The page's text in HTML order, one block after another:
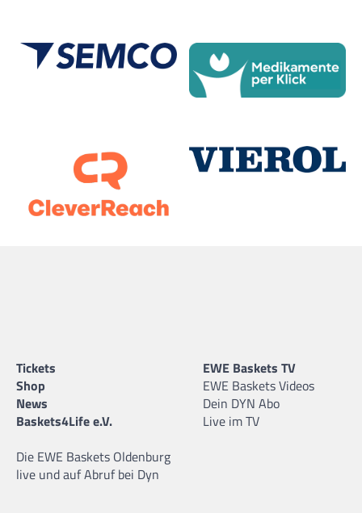
Tickets
Shop
News
Baskets4Life e.V.
Die EWE Baskets Oldenburg
live und auf Abruf bei Dyn
EWE Baskets TV
EWE Baskets Videos
Dein DYN Abo
Live im TV